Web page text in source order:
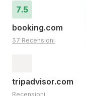
7.5
booking.com
37 Recensioni
tripadvisor.com
Recensioni